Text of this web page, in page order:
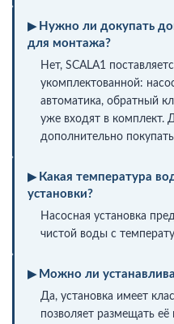
Нужно ли докупать
для монтажа?
Нет, SCALA1
укомплектованной:
автоматика, обратный
уже входят в комплект.
дополнительно
Какая температура
установки?
Насосная установка
чистой воды с
Можно ли
Да, установка имеет
позволяет размещать